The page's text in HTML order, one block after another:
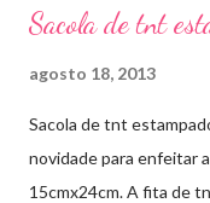
Sacola de tnt
agosto 18, 2013
Sacola de tnt
novidade para enfeitar
15cmx24cm. A fita de